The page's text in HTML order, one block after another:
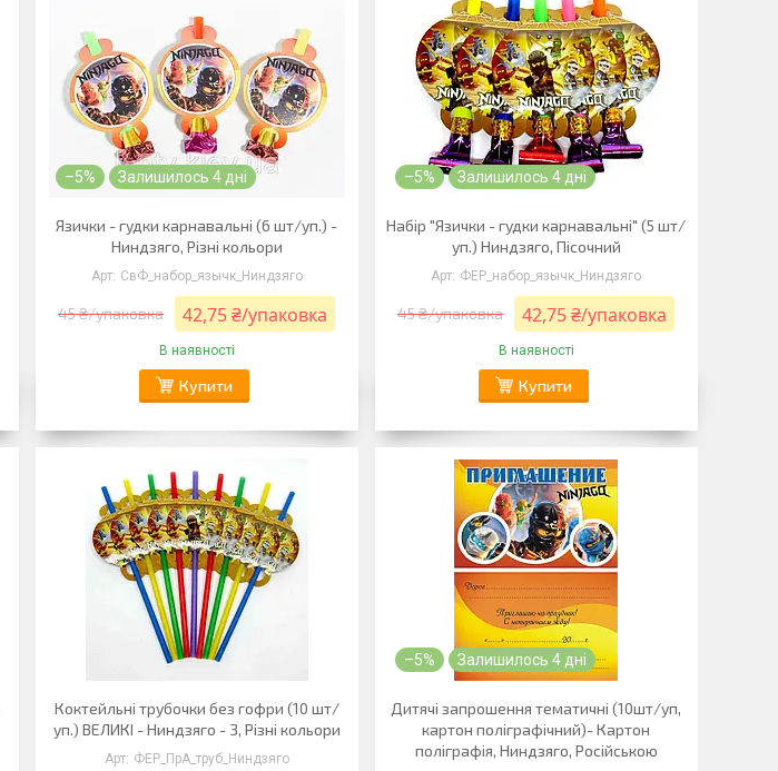
–5% Залишилось 4 дні
Язички - гудки карнавальні (6 шт/уп.) -
Ниндзяго, Різні кольори
СвФ_набор_язычк_Ниндзяго
45 ₴/упаковка 42,75 ₴/упаковка
В наявності
Купити
–5% Залишилось 4 дні
Набір "Язички - гудки карнавальні" (5 шт/
уп.) Ниндзяго, Пісочний
ФЕР_набор_язычк_Ниндзяго
45 ₴/упаковка 42,75 ₴/упаковка
В наявності
Купити
Коктейльні трубочки без гофри (10 шт/
уп.) ВЕЛИКІ - Ниндзяго - 3, Різні кольори
ФЕР_ПрА_труб_Ниндзяго
–5% Залишилось 4 дні
Дитячі запрошення тематичні (10шт/уп,
картон поліграфічний)- Картон
поліграфія, Ниндзяго, Російською